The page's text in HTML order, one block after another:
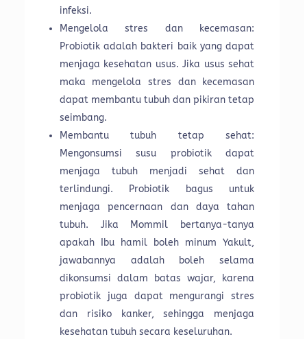
infeksi.
Mengelola stres dan kecemasan:
Probiotik adalah bakteri baik yang dapat
menjaga kesehatan usus. Jika usus sehat
maka mengelola stres dan kecemasan
dapat membantu tubuh dan pikiran tetap
seimbang.
Membantu tubuh tetap sehat:
Mengonsumsi susu probiotik dapat
menjaga tubuh menjadi sehat dan
terlindungi. Probiotik bagus untuk
menjaga pencernaan dan daya tahan
tubuh. Jika Mommil bertanya-tanya
apakah Ibu hamil boleh minum Yakult,
jawabannya adalah boleh selama
dikonsumsi dalam batas wajar, karena
probiotik juga dapat mengurangi stres
dan risiko kanker, sehingga menjaga
kesehatan tubuh secara keseluruhan.